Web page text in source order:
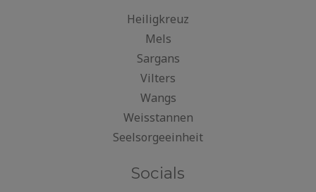
Heiligkreuz
Mels
Sargans
Vilters
Wangs
Weisstannen
Seelsorgeeinheit
Socials